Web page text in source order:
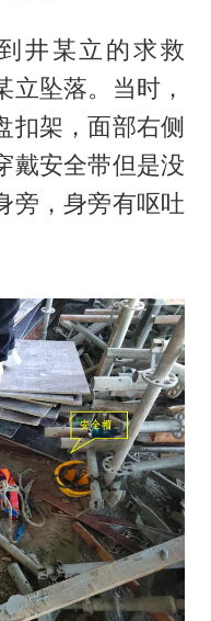
井某立的求救
立坠落。当时，
扣架，面部右侧
戴安全带但是没
旁，身旁有呕吐